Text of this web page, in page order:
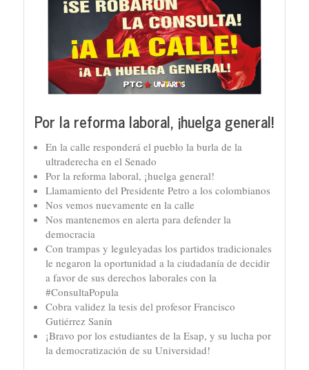
Por la reforma laboral, ¡huelga general!
En la calle responderá el pueblo la burla de la
ultraderecha en el Senado
Por la reforma laboral, ¡huelga general!
Llamamiento del Presidente Petro a los colombianos
Nos vemos nuevamente en la calle
Nos mantenemos en alerta para defender la
democracia
Con trampas y leguleyadas los partidos tradicionales
le negaron la oportunidad a la ciudadanía de decidir
a favor de sus derechos laborales con la
#ConsultaPopula
Cobra validez la tesis del profesor Francisco
Gutiérrez Sanín
¡Bravo por los estudiantes de la Esap, y su lucha por
la democratización de su Universidad!